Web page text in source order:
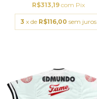
R$313,19 com Pix
3 x de R$116,00 sem juros